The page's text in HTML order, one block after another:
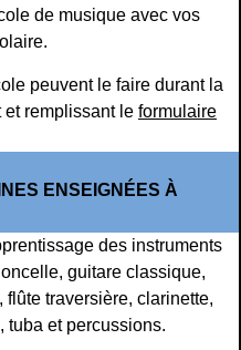
de musique avec vos
peuvent le faire durant la
et remplissant le formulaire
ENSEIGNÉES À
des instruments
guitare classique,
traversière, clarinette,
tuba et percussions.